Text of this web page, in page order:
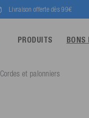
Livraison offerte dès 99€
PRODUITS BONS
Cordes et palonniers